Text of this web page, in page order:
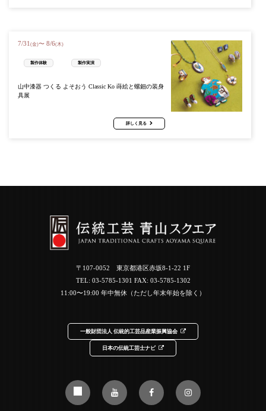
7/31(金)〜 8/6(木)
製作体験 製作実演
山中漆器 つくる よそおう Classic Ko 蒔絵と螺鈿の装身
具展
詳しく見る
〒107-0052 東京都港区赤坂8-1-22 1F
TEL: 03-5785-1301 FAX: 03-5785-1302
11:00〜19:00 年中無休（ただし年末年始を除く）
一般財団法人 伝統的工芸品産業振興協会
日本の伝統工芸士ナビ